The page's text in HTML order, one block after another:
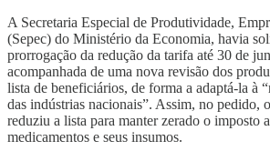
A Secretaria Especial de Produtividade,
(Sepec) do Ministério da Economia, havia
prorrogação da redução da tarifa até 30 de
acompanhada de uma nova revisão dos
lista de beneficiários, de forma a adaptá-la à
das indústrias nacionais”. Assim, no pedido,
reduziu a lista para manter zerado o imposto
medicamentos e seus insumos.